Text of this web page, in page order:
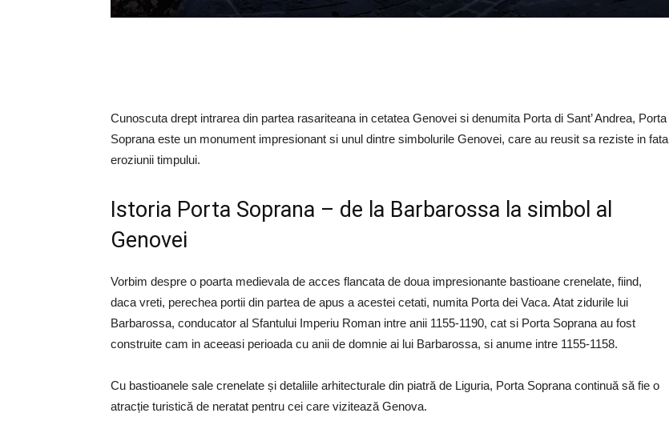
Cunoscuta drept intrarea din partea rasariteana in cetatea Genovei si denumita Porta di Sant’ Andrea, Porta
Soprana este un monument impresionant si unul dintre simbolurile Genovei, care au reusit sa reziste in fata
eroziunii timpului.
Istoria Porta Soprana – de la Barbarossa la simbol al
Genovei
Vorbim despre o poarta medievala de acces flancata de doua impresionante bastioane crenelate, fiind,
daca vreti, perechea portii din partea de apus a acestei cetati, numita Porta dei Vaca. Atat zidurile lui
Barbarossa, conducator al Sfantului Imperiu Roman intre anii 1155-1190, cat si Porta Soprana au fost
construite cam in aceeasi perioada cu anii de domnie ai lui Barbarossa, si anume intre 1155-1158.
Cu bastioanele sale crenelate și detaliile arhitecturale din piatră de Liguria, Porta Soprana continuă să fie o
atracție turistică de neratat pentru cei care vizitează Genova.